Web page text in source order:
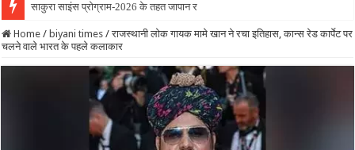
साकुरा साइंस प्रोग्राम-2026 के तहत जापान रवाना हुई बियानी ग्र
Home / biyani times / राजस्थानी लोक गायक मामे खान ने रचा इतिहास, कान्स रेड कार्पेट पर
चलने वाले भारत के पहले कलाकार